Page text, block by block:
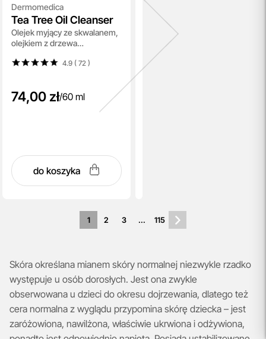
Dermomedica
Tea Tree Oil Cleanser
Olejek myjący ze skwalanem,
olejkiem z drzewa
lawendowym 60 ml
4.9 ( 72 )
74,00 zł/60 ml
do koszyka
1 2 3 ... 115
Skóra określana mianem skóry normalnej niezwykle rzadko
występuje u osób dorosłych. Jest ona zwykle
obserwowana u dzieci do okresu dojrzewania, dlatego też
cera normalna z wyglądu przypomina skórę dziecka – jest
zaróżowiona, nawilżona, właściwie ukrwiona i odżywiona,